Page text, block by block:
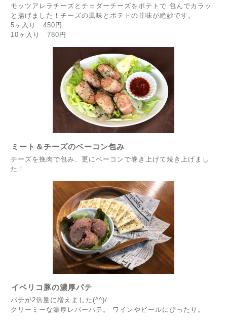
モッツアレラチーズとチェダーチーズをポテトで 包んでカラッ
と揚げました！チーズの風味とポテトの甘味が絶妙です。
5ヶ入り 450円
10ヶ入り 780円
ミート＆チーズのベーコン包み
チーズを挽肉で包み、更にベーコンで巻き上げて焼き上げまし
た！
イベリコ豚の濃厚パテ
パテが2倍量に増えました(^^)/
クリーミーな濃厚レバーパテ。 ワインやビールにぴったり。